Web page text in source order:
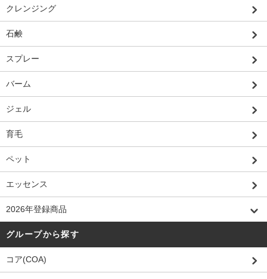
クレンジング
石鹸
スプレー
バーム
ジェル
育毛
ペット
エッセンス
2026年登録商品
グループから探す
コア(COA)